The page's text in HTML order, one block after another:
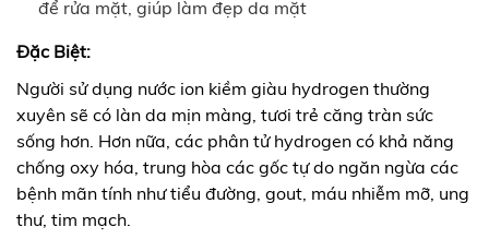
để rửa mặt, giúp làm đẹp da mặt
Đặc Biệt:
Người sử dụng nước ion kiềm giàu hydrogen thường
xuyên sẽ có làn da mịn màng, tươi trẻ căng tràn sức
sống hơn. Hơn nữa, các phân tử hydrogen có khả năng
chống oxy hóa, trung hòa các gốc tự do ngăn ngừa các
bệnh mãn tính như tiểu đường, gout, máu nhiễm mỡ, ung
thư, tim mạch.